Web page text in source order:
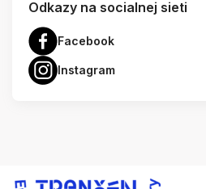
Odkazy na socialnej sieti
Facebook
Instagram